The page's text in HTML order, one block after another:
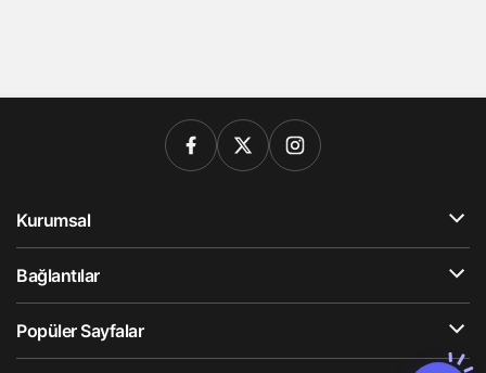
Kurumsal
Bağlantılar
Popüler Sayfalar